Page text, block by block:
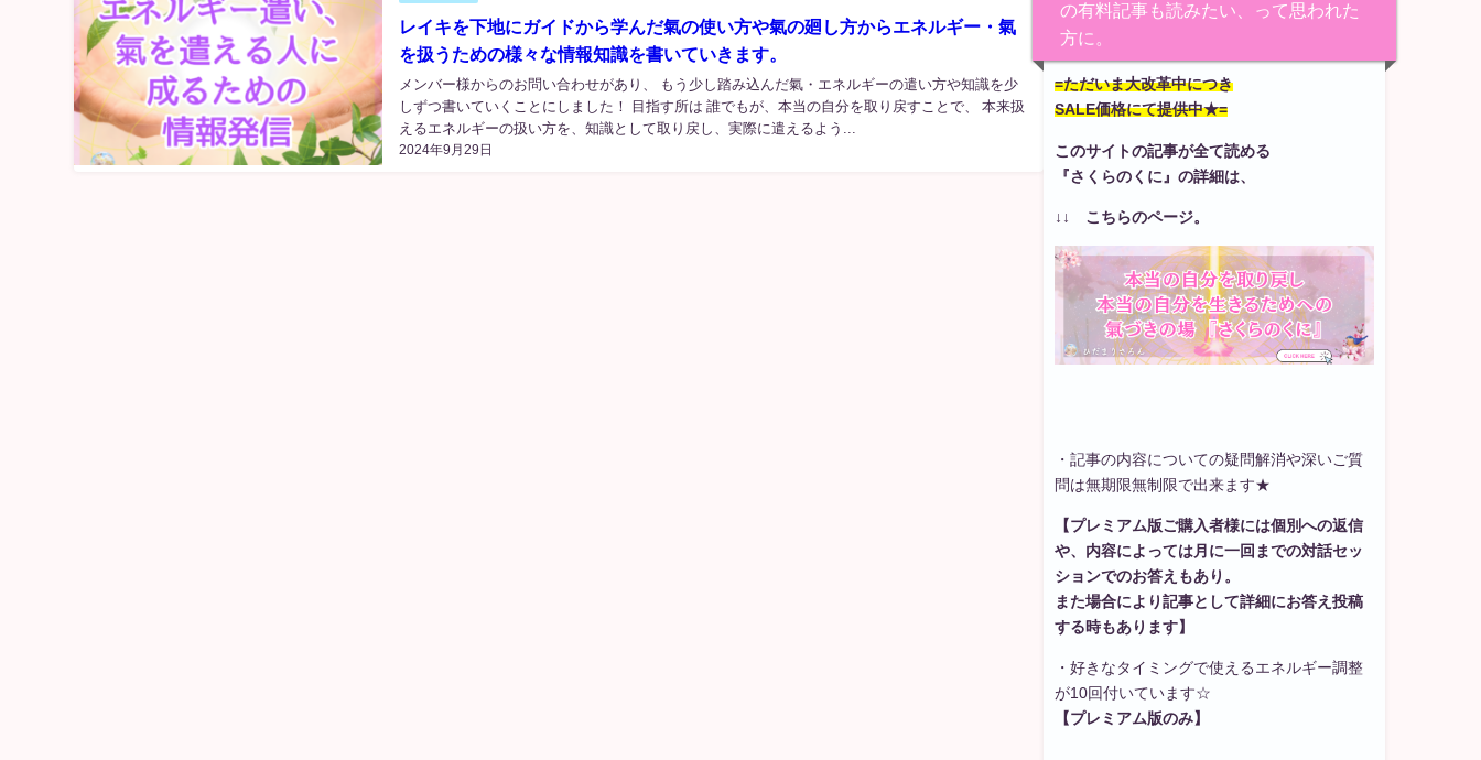
レイキを下地にガイドから学んだ氣の使い方や氣の廻し方からエネルギー・氣
を扱うための様々な情報知識を書いていきます。
2024年9月29日
メンバー様からのお問い合わせがあり、 もう少し踏み込んだ氣・エネルギーの遣い方や知識を少
しずつ書いていくことにしました！ 目指す所は 誰でもが、本当の自分を取り戻すことで、 本来扱
えるエネルギーの扱い方を、知識として取り戻し、実際に遣えるよう...
の有料記事も読みたい、って思われた
方に。
=ただいま大改革中につき
SALE価格にて提供中★=
このサイトの記事が全て読める
『さくらのくに』の詳細は、
↓↓ こちらのページ。
・記事の内容についての疑問解消や深いご質
問は無期限無制限で出来ます★
【プレミアム版ご購入者様には個別への返信
や、内容によっては月に一回までの対話セッ
ションでのお答えもあり。
また場合により記事として詳細にお答え投稿
する時もあります】
・好きなタイミングで使えるエネルギー調整
が10回付いています☆
【プレミアム版のみ】